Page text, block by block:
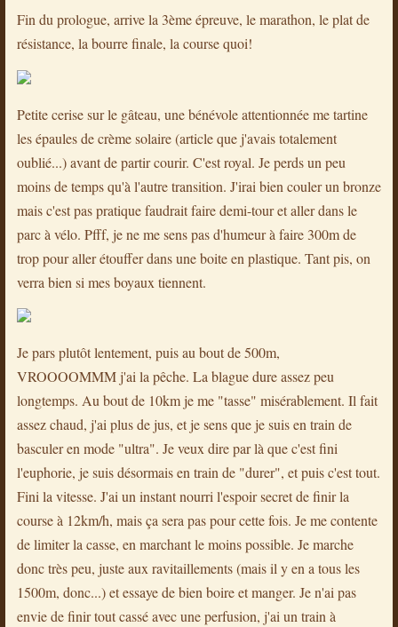
Fin du prologue, arrive la 3ème épreuve, le marathon, le plat de
résistance, la bourre finale, la course quoi!
Petite cerise sur le gâteau, une bénévole attentionnée me tartine
les épaules de crème solaire (article que j'avais totalement
oublié...) avant de partir courir. C'est royal. Je perds un peu
moins de temps qu'à l'autre transition. J'irai bien couler un bronze
mais c'est pas pratique faudrait faire demi-tour et aller dans le
parc à vélo. Pfff, je ne me sens pas d'humeur à faire 300m de
trop pour aller étouffer dans une boite en plastique. Tant pis, on
verra bien si mes boyaux tiennent.
Je pars plutôt lentement, puis au bout de 500m,
VROOOOMMM j'ai la pêche. La blague dure assez peu
longtemps. Au bout de 10km je me "tasse" misérablement. Il fait
assez chaud, j'ai plus de jus, et je sens que je suis en train de
basculer en mode "ultra". Je veux dire par là que c'est fini
l'euphorie, je suis désormais en train de "durer", et puis c'est tout.
Fini la vitesse. J'ai un instant nourri l'espoir secret de finir la
course à 12km/h, mais ça sera pas pour cette fois. Je me contente
de limiter la casse, en marchant le moins possible. Je marche
donc très peu, juste aux ravitaillements (mais il y en a tous les
1500m, donc...) et essaye de bien boire et manger. Je n'ai pas
envie de finir tout cassé avec une perfusion, j'ai un train à